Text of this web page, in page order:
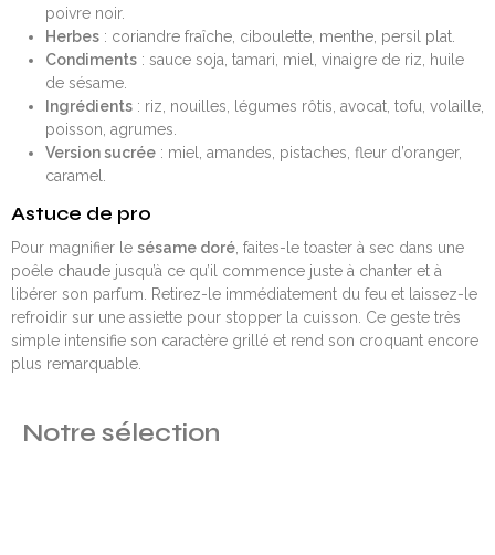
poivre noir.
Herbes: coriandre fraîche, ciboulette, menthe, persil plat.
Condiments: sauce soja, tamari, miel, vinaigre de riz, huile
de sésame.
Ingrédients: riz, nouilles, légumes rôtis, avocat, tofu, volaille,
poisson, agrumes.
Version sucrée: miel, amandes, pistaches, fleur d’oranger,
caramel.
Astuce de pro
Pour magnifier le sésame doré , faites-le toaster à sec dans une
poêle chaude jusqu’à ce qu’il commence juste à chanter et à
libérer son parfum. Retirez-le immédiatement du feu et laissez-le
refroidir sur une assiette pour stopper la cuisson. Ce geste très
simple intensifie son caractère grillé et rend son croquant encore
plus remarquable.
Notre sélection